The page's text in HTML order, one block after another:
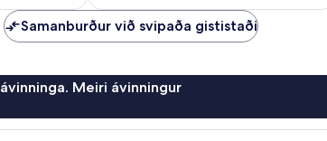
Samanburður við svipaða gististaði
Meiri ávinningur